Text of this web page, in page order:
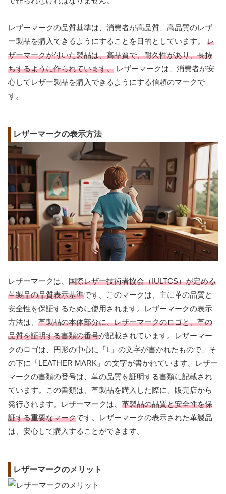
レザーマークの品質基準は、消費者が高品質、高品質のレザ
ー製品を購入できるようにすることを目的としています。 レ
ザーマークが付いた製品は、高品質で、耐久性があり、長持
ちするように作られています。 レザーマークは、消費者が安
心してレザー製品を購入できるようにする信頼のマークで
す。
レザーマークの表示方法
レザーマークは、 国際レザー技術者協会（IULTCS）が定める
革製品の品質表示基準です。このマークは、主に革の品質と
安全性を保証するために使用されます。レザーマークの表示
方法は、 革製品の本体部分に、レザーマークのロゴと、革の
品質を証明する書類の番号が記載されています。レザーマー
クのロゴは、円形の中心に「L」の文字が書かれたもので、そ
の下に「LEATHER MARK」の文字が書かれています。レザー
マークの書類の番号は、革の品質を証明する書類に記載され
ています。この書類は、革製品を購入した際に、販売店から
発行されます。レザーマークは、 革製品の品質と安全性を保
証する重要なマークです。レザーマークの表示された革製品
は、安心して購入することができます。
レザーマークのメリット